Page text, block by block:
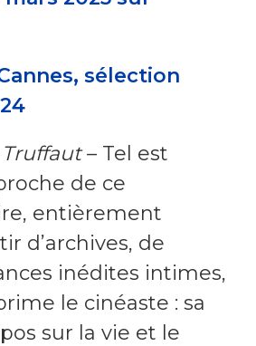
sélection
– Tel est
de ce
entièrement
d’archives, de
inédites intimes,
le cinéaste : sa
sur la vie et le